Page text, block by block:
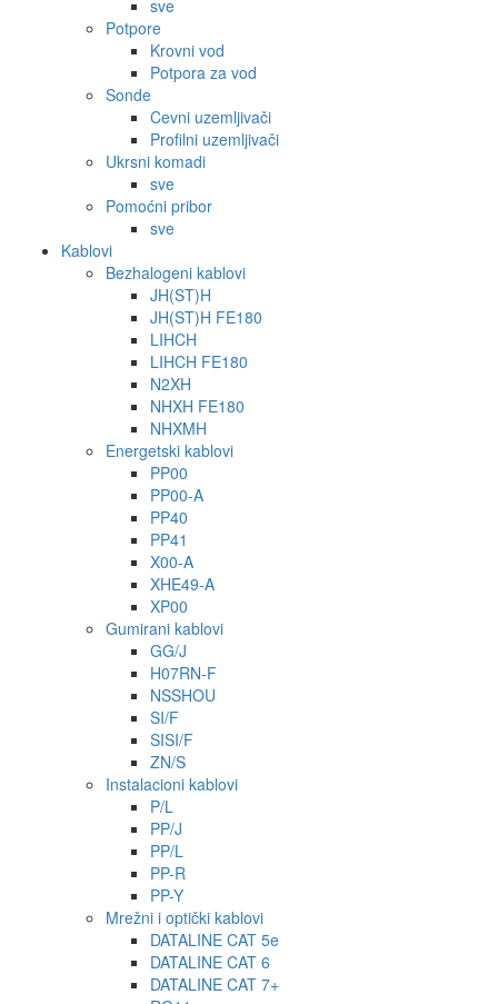
sve
Potpore
Krovni vod
Potpora za vod
Sonde
Cevni uzemljivači
Profilni uzemljivači
Ukrsni komadi
sve
Pomoćni pribor
sve
Kablovi
Bezhalogeni kablovi
JH(ST)H
JH(ST)H FE180
LIHCH
LIHCH FE180
N2XH
NHXH FE180
NHXMH
Energetski kablovi
PP00
PP00-A
PP40
PP41
X00-A
XHE49-A
XP00
Gumirani kablovi
GG/J
H07RN-F
NSSHOU
SI/F
SISI/F
ZN/S
Instalacioni kablovi
P/L
PP/J
PP/L
PP-R
PP-Y
Mrežni i optički kablovi
DATALINE CAT 5e
DATALINE CAT 6
DATALINE CAT 7+